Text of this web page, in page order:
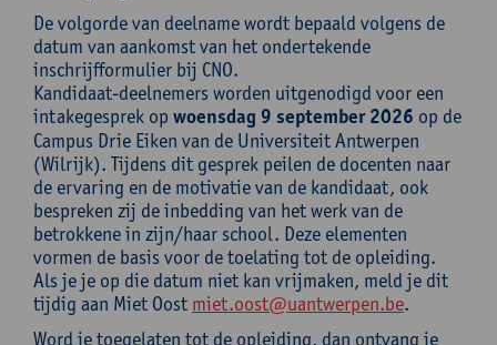
De volgorde van deelname wordt bepaald volgens de
datum van aankomst van het ondertekende
inschrijfformulier bij CNO.
Kandidaat-deelnemers worden uitgenodigd voor een
intakegesprek op woensdag 9 september 2026 op de
Campus Drie Eiken van de Universiteit Antwerpen
(Wilrijk). Tijdens dit gesprek peilen de docenten naar
de ervaring en de motivatie van de kandidaat, ook
bespreken zij de inbedding van het werk van de
betrokkene in zijn/haar school. Deze elementen
vormen de basis voor de toelating tot de opleiding.
Als je je op die datum niet kan vrijmaken, meld je dit
tijdig aan Miet Oost miet.oost@uantwerpen.be.
Word je toegelaten tot de opleiding, dan ontvang je